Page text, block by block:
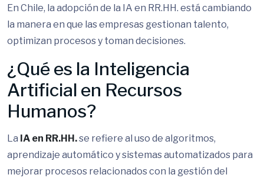
En Chile, la adopción de la IA en RR.HH. está cambiando
la manera en que las empresas gestionan talento,
optimizan procesos y toman decisiones.
¿Qué es la Inteligencia
Artificial en Recursos
Humanos?
La IA en RR.HH.se refiere al uso de algoritmos,
aprendizaje automático y sistemas automatizados para
mejorar procesos relacionados con la gestión del